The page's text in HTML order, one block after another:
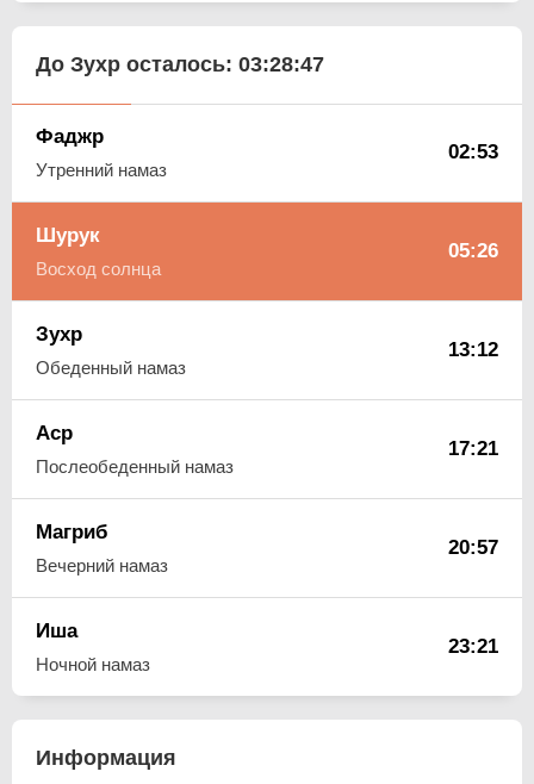
До Зухр осталось: 03:28:46
Фаджр
Утренний намаз
02:53
Шурук
Восход солнца
05:26
Зухр
Обеденный намаз
13:12
Аср
Послеобеденный намаз
17:21
Магриб
Вечерний намаз
20:57
Иша
Ночной намаз
23:21
Информация